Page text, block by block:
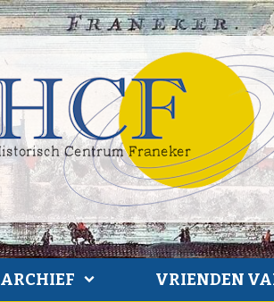
ARCHIEF VRIENDEN